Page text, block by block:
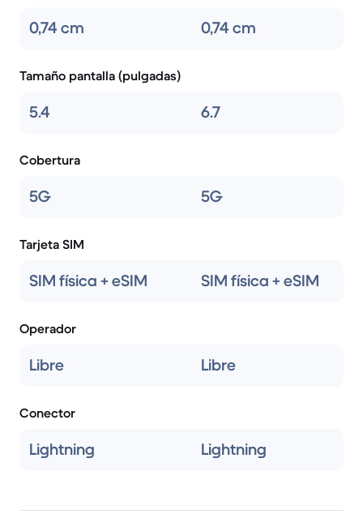
0,74 cm 0,74 cm
Tamaño pantalla (pulgadas)
5.4 6.7
Cobertura
5G 5G
Tarjeta SIM
SIM física + eSIM SIM física + eSIM
Operador
Libre Libre
Conector
Lightning Lightning